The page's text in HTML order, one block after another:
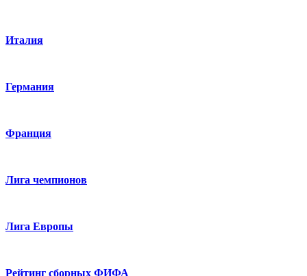
Италия
Германия
Франция
Лига чемпионов
Лига Европы
Рейтинг сборных ФИФА